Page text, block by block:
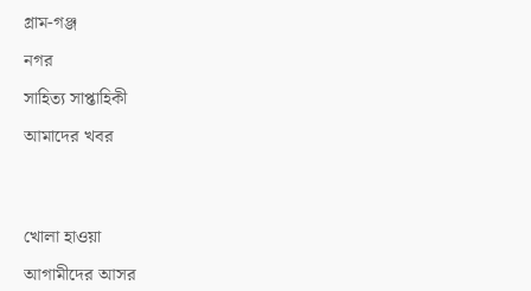
গ্রাম-গঞ্জ
নগর
সাহিত্য সাপ্তাহিকী
আমাদের খবর
খোলা হাওয়া
আগামীদের আসর